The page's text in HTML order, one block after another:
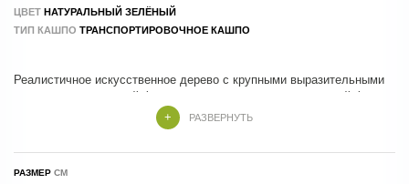
ЦВЕТ НАТУРАЛЬНЫЙ ЗЕЛЁНЫЙ
ТИП КАШПО ТРАНСПОРТИРОВОЧНОЕ КАШПО
Реалистичное искусственное дерево с крупными выразительными
листьями характерной формы, имитирующими натуральный фикус
Лирата. Объёмная крона и насыщенный зелёный оттенок создают
эффект живого тропического растения, добавляя интерьеру стиль
декоративность круглый год и поставляется в транспортировочном
РАЗВЕРНУТЬ
РАЗМЕР